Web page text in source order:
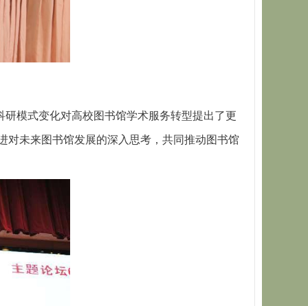
模式变化对高校图书馆学术服务转型提出了更
对未来图书馆发展的深入思考，共同推动图书馆